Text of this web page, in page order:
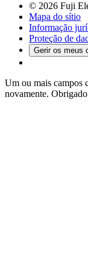
© 2026 Fuji
Mapa do sítio
Informação
Proteção de
Gerir os meus
Um ou mais campos
novamente.